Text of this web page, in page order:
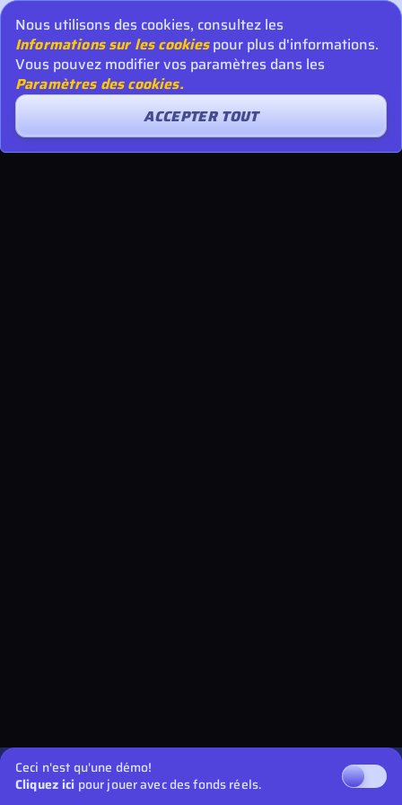
Ceci n'est qu'une démo!
Cliquez ici pour jouer avec des fonds réels.
Nous utilisons des cookies, consultez les
Informations sur les cookiespour plus d'informations.
Vous pouvez modifier vos paramètres dans les
Paramètres des cookies.
ACCEPTER TOUT